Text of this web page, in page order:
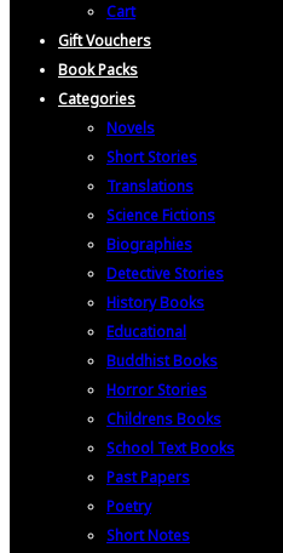
Cart
Gift Vouchers
Book Packs
Categories
Novels
Short Stories
Translations
Science Fictions
Biographies
Detective Stories
History Books
Educational
Buddhist Books
Horror Stories
Childrens Books
School Text Books
Past Papers
Poetry
Short Notes